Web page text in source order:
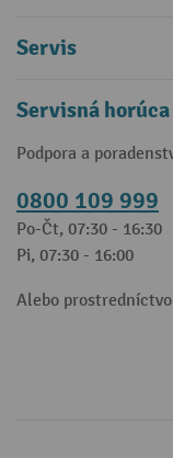
Servis
Servisná
Podpora a
0800 109 999
Po-Čt, 07:30 - 16:30
Pi, 07:30 - 16:00
Alebo